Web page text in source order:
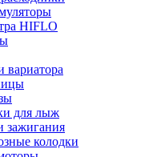
HIFLO
вариатора
для лыж
зажигания
колодки